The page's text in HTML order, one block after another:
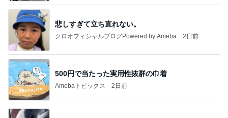
悲しすぎて立ち直れない。
クロオフィシャルブログPowered by Ameba 2日前
500円で当たった実用性抜群の巾着
Amebaトピックス 2日前